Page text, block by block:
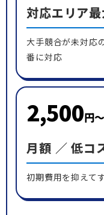
対応エリア最
大手競合が未対応
番に対応
2,500円〜
月額 ／ 低コ
初期費用を抑えて